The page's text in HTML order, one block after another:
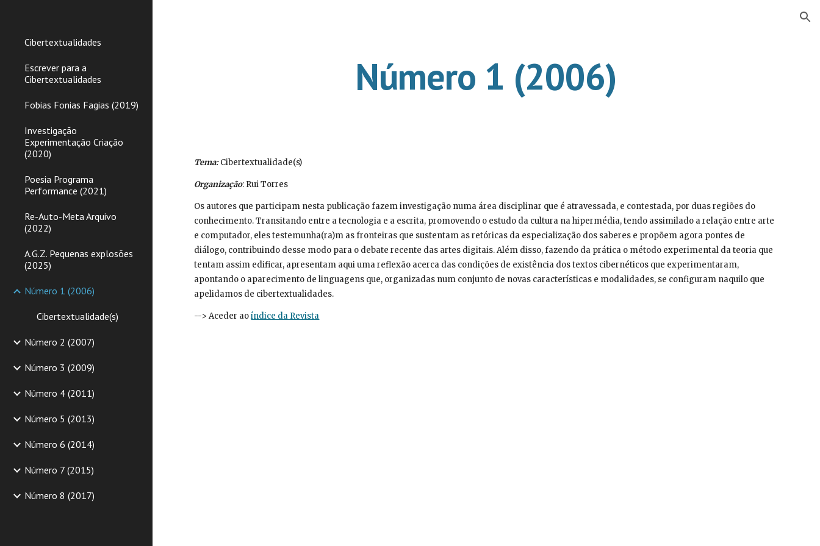
Cibertextualidades
Escrever para a
Cibertextualidades
Fobias Fonias Fagias (2019)
Investigação
Experimentação Criação
(2020)
Poesia Programa
Performance (2021)
Re-Auto-Meta Arquivo
(2022)
A.G.Z. Pequenas explosões
(2025)
Número 1 (2006)
Cibertextualidade(s)
Número 2 (2007)
Número 3 (2009)
Número 4 (2011)
Número 5 (2013)
Número 6 (2014)
Número 7 (2015)
Número 8 (2017)
Número 1 (2006)
Tema: Cibertextualidade(s)
Organização: Rui Torres
Os autores que participam nesta publicação fazem investigação numa área disciplinar que é atravessada, e contestada, por duas regiões do
conhecimento. Transitando entre a tecnologia e a escrita, promovendo o estudo da cultura na hipermédia, tendo assimilado a relação entre arte
e computador, eles testemunha(ra)m as fronteiras que sustentam as retóricas da especialização dos saberes e propõem agora pontes de
diálogo, contribuindo desse modo para o debate recente das artes digitais. Além disso, fazendo da prática o método experimental da teoria que
tentam assim edificar, apresentam aqui uma reflexão acerca das condições de existência dos textos cibernéticos que experimentaram,
apontando o aparecimento de linguagens que, organizadas num conjunto de novas características e modalidades, se configuram naquilo que
apelidamos de cibertextualidades.
--> Aceder ao índice da Revista